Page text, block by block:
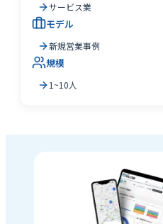
サービス業
モデル
新規営業事例
規模
1~10人